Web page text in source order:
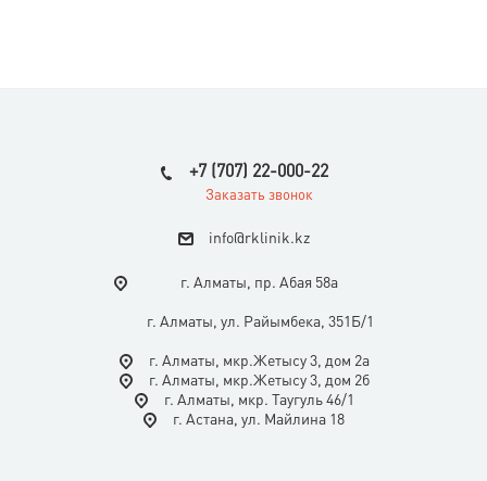
+7 (707) 22-000-22
Заказать звонок
info@rklinik.kz
г. Алматы, пр. Абая 58а
г. Алматы, ул. Райымбека, 351Б/1
г. Алматы, мкр.Жетысу 3, дом 2а
г. Алматы, мкр.Жетысу 3, дом 2б
г. Алматы, мкр. Таугуль 46/1
г. Астана, ул. Майлина 18